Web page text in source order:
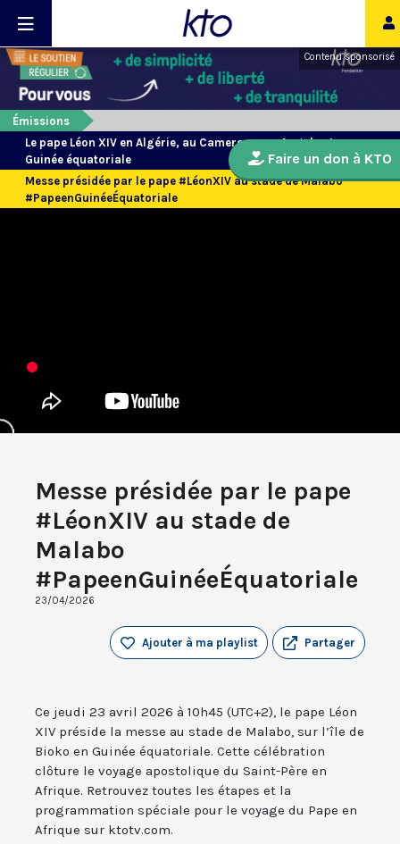
Contenu sponsorisé
Émissions
Le pape Léon XIV en Algérie, au Cameroun, en Angola et en
Guinée équatoriale
Messe présidée par le pape #LéonXIV au stade de Malabo
#PapeenGuinéeÉquatoriale
Messe présidée par le pape
#LéonXIV au stade de
Malabo
#PapeenGuinéeÉquatoriale
23/04/2026
Partager
Ajouter à ma playlist
Ce jeudi 23 avril 2026 à 10h45 (UTC+2), le pape Léon
XIV préside la messe au stade de Malabo, sur l’île de
Bioko en Guinée équatoriale. Cette célébration
clôture le voyage apostolique du Saint-Père en
Afrique. Retrouvez toutes les étapes et la
programmation spéciale pour le voyage du Pape en
Afrique sur ktotv.com.
Faire un don à KTO